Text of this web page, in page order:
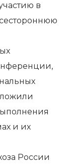
в
и их
России